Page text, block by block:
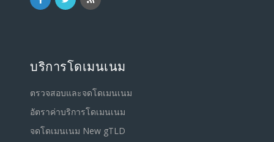
บริการโดเมนเนม
ตรวจสอบและจดโดเมนเนม
อัตราค่าบริการโดเมนเนม
จดโดเมนเนม New gTLD